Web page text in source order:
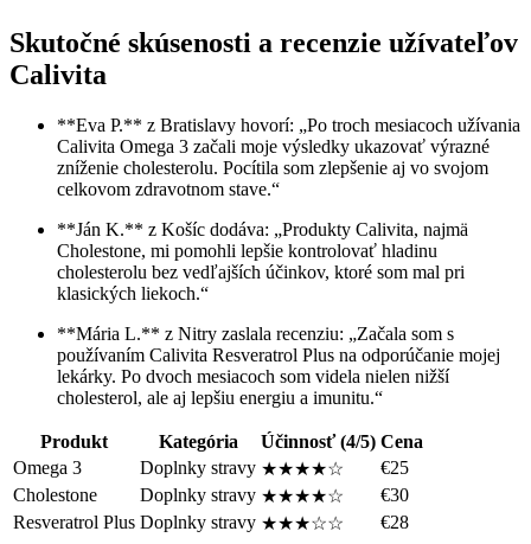
Skutočné skúsenosti a recenzie užívateľov
Calivita
**Eva P.** z Bratislavy hovorí: „Po troch mesiacoch užívania
Calivita Omega 3 začali moje výsledky ukazovať výrazné
zníženie cholesterolu. Pocítila som zlepšenie aj vo svojom
celkovom zdravotnom stave.“
**Ján K.** z Košíc dodáva: „Produkty Calivita, najmä
Cholestone, mi pomohli lepšie kontrolovať hladinu
cholesterolu bez vedľajších účinkov, ktoré som mal pri
klasických liekoch.“
**Mária L.** z Nitry zaslala recenziu: „Začala som s
používaním Calivita Resveratrol Plus na odporúčanie mojej
lekárky. Po dvoch mesiacoch som videla nielen nižší
cholesterol, ale aj lepšiu energiu a imunitu.“
Produkt Kategória Účinnosť (4/5) Cena
Omega 3
Doplnky stravy ★★★★☆
€25
Cholestone
Doplnky stravy ★★★★☆
€30
Resveratrol Plus Doplnky stravy ★★★☆☆ €28